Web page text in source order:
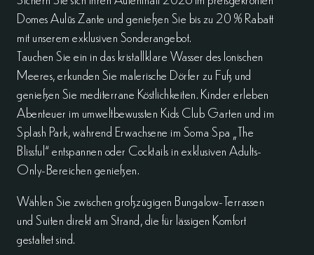
Domes Aulūs Zante und genießen Sie bis zu 20 % Rabatt
mit unserem exklusiven Sonderangebot.
Tauchen Sie ein in das kristallklare Wasser des Ionischen
Meeres, erkunden Sie malerische Dörfer zu Fuß und
genießen Sie mediterrane Köstlichkeiten. Kinder erleben
Abenteuer im umweltbewussten Kids Club Garten und im
Splash Park, während Erwachsene im Soma Spa „The
Blissful“ entspannen oder Cocktails in exklusiven Adults-
Only-Bereichen genießen.
Wählen Sie zwischen großzügigen Bungalow-Terrassen
und Suiten direkt am Strand, die für lässigen Komfort
gestaltet sind.